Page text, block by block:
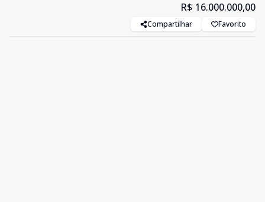
R$ 16.000.000,00
Compartilhar Favorito